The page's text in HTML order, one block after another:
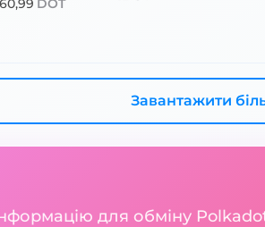
DOT
Завантажити
для обміну